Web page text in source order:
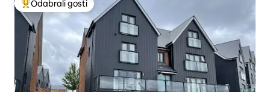
Među najviše rangiranima s oznakom „Odabrali gosti”
Odabrali gosti